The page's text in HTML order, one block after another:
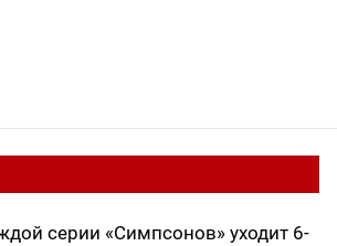
серии «Симпсонов» уходит 6-